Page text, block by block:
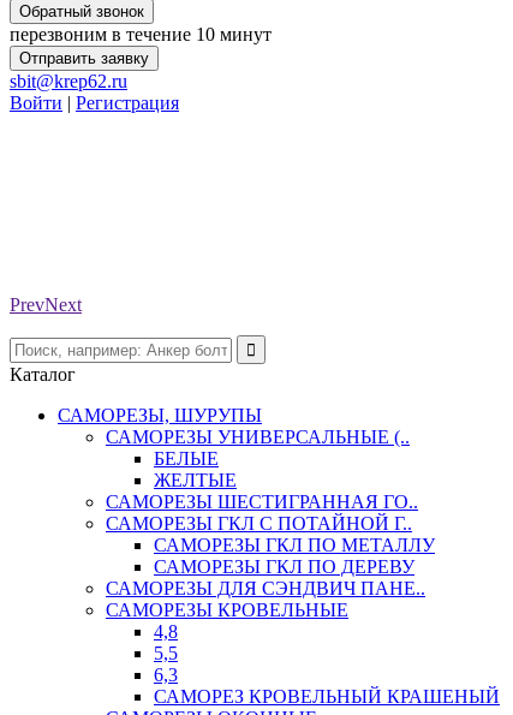
Обратный звонок
перезвоним в течение 10 минут
Отправить заявку
sbit@krep62.ru
Войти | Регистрация
PrevNext
Каталог
САМОРЕЗЫ, ШУРУПЫ
САМОРЕЗЫ УНИВЕРСАЛЬНЫЕ (..
БЕЛЫЕ
ЖЕЛТЫЕ
САМОРЕЗЫ ШЕСТИГРАННАЯ ГО..
САМОРЕЗЫ ГКЛ С ПОТАЙНОЙ Г..
САМОРЕЗЫ ГКЛ ПО МЕТАЛЛУ
САМОРЕЗЫ ГКЛ ПО ДЕРЕВУ
САМОРЕЗЫ ДЛЯ СЭНДВИЧ ПАНЕ..
САМОРЕЗЫ КРОВЕЛЬНЫЕ
4,8
5,5
6,3
САМОРЕЗ КРОВЕЛЬНЫЙ КРАШЕНЫЙ